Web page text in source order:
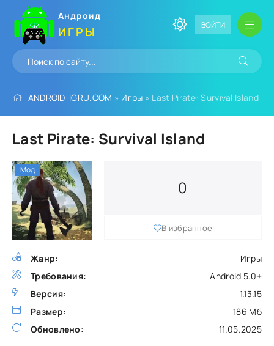
Андроид
ИГРЫ ВОЙТИ
ANDROID-IGRU.COM » Игры » Last Pirate: Survival Island
Last Pirate: Survival Island
Жанр:
Игры
Требования:
Android 5.0+
Версия:
1.13.15
Размер:
186 Мб
Обновлено:
11.05.2025
0
В избранное
Мод